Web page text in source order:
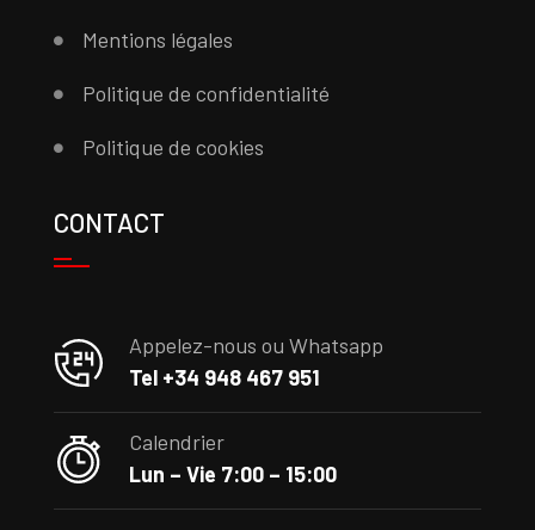
Mentions légales
Politique de confidentialité
Politique de cookies
CONTACT
Appelez-nous ou Whatsapp
Tel +34 948 467 951
Calendrier
Lun – Vie 7:00 – 15:00